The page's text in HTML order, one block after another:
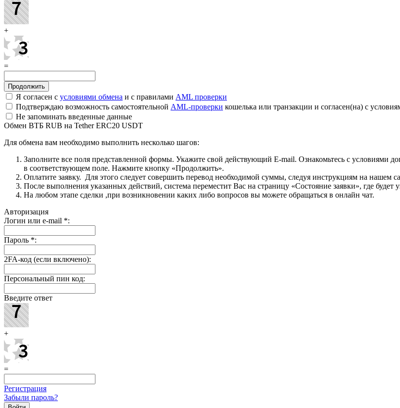
+
=
Я согласен с условиями обмена и с правилами AML проверки
Подтверждаю возможность самостоятельной AML-проверки кошелька или транзакции и согласен(на) с
Не запоминать введенные данные
Обмен ВТБ RUB на Tether ERC20 USDT
Для обмена вам необходимо выполнить несколько шагов:
Заполните все поля представленной формы. Укажите свой действующий E-mail. Ознакомьтесь с условиями
в соответствующем поле. Нажмите кнопку «Продолжить».
Оплатите заявку. Для этого следует совершить перевод необходимой суммы, следуя инструкциям на нашем
После выполнения указанных действий, система переместит Вас на страницу «Состояние заявки», где будет
На любом этапе сделки ,при возникновении каких либо вопросов вы можете обращаться в онлайн чат.
Авторизация
Логин или e-mail *:
Пароль *:
2FA-код (если включено):
Персональный пин код:
Введите ответ
+
=
Регистрация
Забыли пароль?